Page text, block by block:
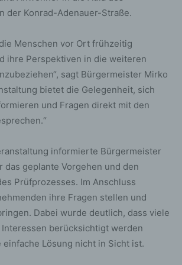
der Konrad-Adenauer-Straße.
Menschen vor Ort frühzeitig
ihre Perspektiven in die weiteren
sagt Bürgermeister Mirko
bietet die Gelegenheit, sich
und Fragen direkt mit den
informierte Bürgermeister
das geplante Vorgehen und den
Prüfprozesses. Im Anschluss
ihre Fragen stellen und
Dabei wurde deutlich, dass viele
berücksichtigt werden
einfache Lösung nicht in Sicht ist.